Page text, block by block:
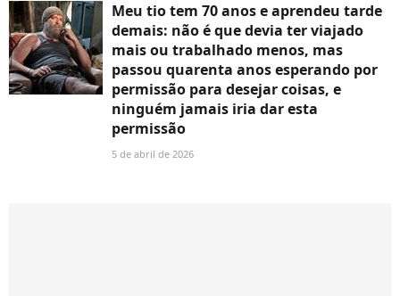
Meu tio tem 70 anos e aprendeu tarde
demais: não é que devia ter viajado
mais ou trabalhado menos, mas
passou quarenta anos esperando por
permissão para desejar coisas, e
ninguém jamais iria dar esta
permissão
5 de abril de 2026